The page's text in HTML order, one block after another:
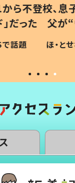
登校、息子は
った 父が“ウ
ける理由とは #
子
題 ほ・とせな